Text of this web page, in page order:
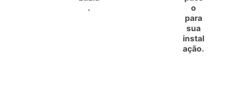
.
o
para
sua
instal
ação.